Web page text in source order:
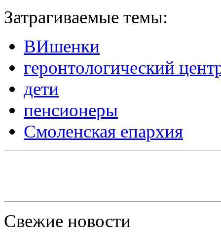
Затрагиваемые темы:
ВИшенки
геронтологический
дети
пенсионеры
Смоленская епархия
Свежие новости